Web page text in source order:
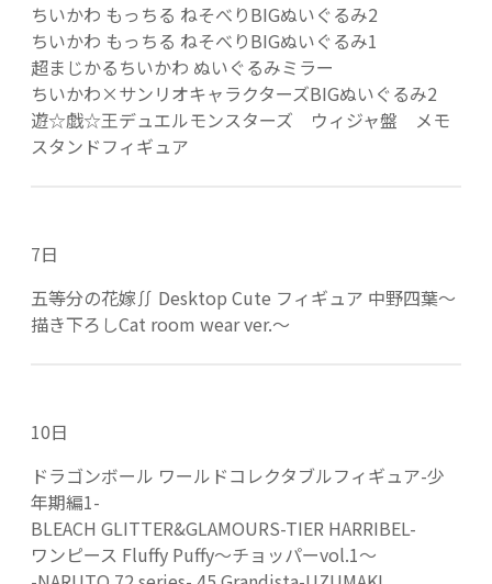
ちいかわ もっちる ねそべりBIGぬいぐるみ2
ちいかわ もっちる ねそべりBIGぬいぐるみ1
超まじかるちいかわ ぬいぐるみミラー
ちいかわ×サンリオキャラクターズBIGぬいぐるみ2
遊☆戯☆王デュエルモンスターズ ウィジャ盤 メモ
スタンドフィギュア
7日
五等分の花嫁∬ Desktop Cute フィギュア 中野四葉～
描き下ろしCat room wear ver.〜
10日
ドラゴンボール ワールドコレクタブルフィギュア-少
年期編1-
BLEACH GLITTER&GLAMOURS-TIER HARRIBEL-
ワンピース Fluffy Puffy～チョッパーvol.1～